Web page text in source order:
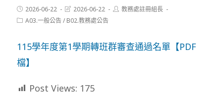
Post
published:
2026-06-22
Post
modified:
2026-06-22
Post教務處註冊組長
PostA03.一般公告/ B02.教務處公告
115學年度第1學期轉班群審查通過名單【PDF
檔】
Post Views: 175